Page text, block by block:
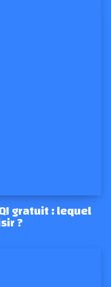
gratuit : lequel
?